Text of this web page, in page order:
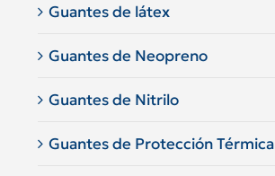
Guantes de látex
Guantes de Neopreno
Guantes de Nitrilo
Guantes de Protección Térmica